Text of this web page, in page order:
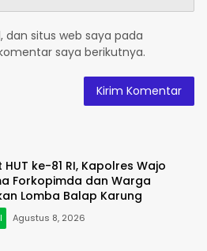
dan situs web saya pada
saya berikutnya.
HUT ke-81 RI, Kapolres Wajo
Forkopimda dan Warga
Lomba Balap Karung
Agustus 8, 2026